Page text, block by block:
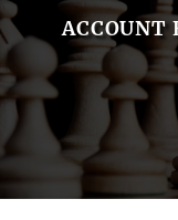
ACCOUNT